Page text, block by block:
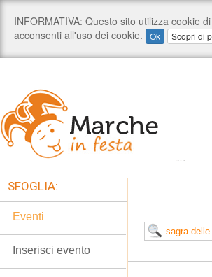
SFOGLIA:
Eventi
Inserisci evento